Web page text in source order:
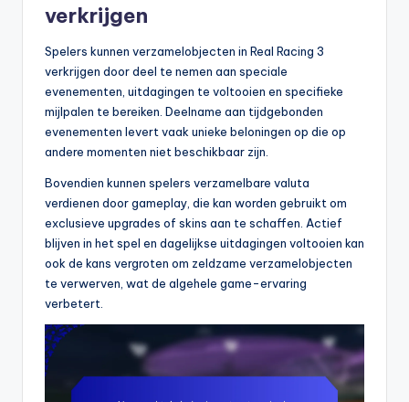
verkrijgen
Spelers kunnen verzamelobjecten in Real Racing 3
verkrijgen door deel te nemen aan speciale
evenementen, uitdagingen te voltooien en specifieke
mijlpalen te bereiken. Deelname aan tijdgebonden
evenementen levert vaak unieke beloningen op die op
andere momenten niet beschikbaar zijn.
Bovendien kunnen spelers verzamelbare valuta
verdienen door gameplay, die kan worden gebruikt om
exclusieve upgrades of skins aan te schaffen. Actief
blijven in het spel en dagelijkse uitdagingen voltooien kan
ook de kans vergroten om zeldzame verzamelobjecten
te verwerven, wat de algehele game-ervaring
verbetert.